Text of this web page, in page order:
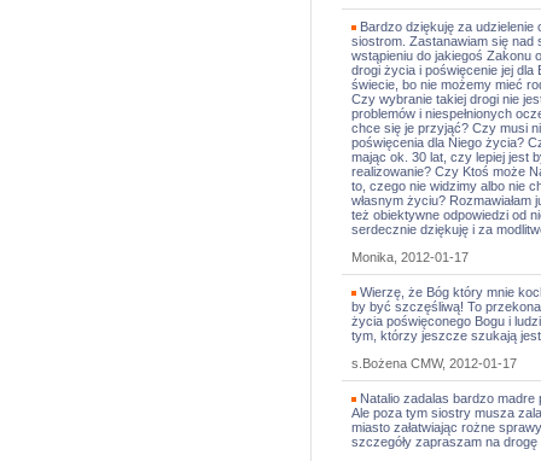
Bardzo dziękuję za udzielenie
siostrom. Zastanawiam się nad
wstąpieniu do jakiegoś Zakonu
drogi życia i poświęcenie jej dla
świecie, bo nie możemy mieć
Czy wybranie takiej drogi nie
problemów i niespełnionych
chce się je przyjąć? Czy musi
poświęcenia dla Niego życia?
mając ok. 30 lat, czy lepiej jest
realizowanie? Czy Ktoś może
to, czego nie widzimy albo nie
własnym życiu? Rozmawiałam
też obiektywne odpowiedzi od
serdecznie dziękuję i za
Monika, 2012-01-17
Wierzę, że Bóg który mnie
by być szczęśliwą! To
życia poświęconego Bogu i
tym, którzy jeszcze szukają
s.Bożena CMW, 2012-01-17
Natalio zadalas bardzo
Ale poza tym siostry musza
miasto załatwiając rożne
szczegóły zapraszam na drogę